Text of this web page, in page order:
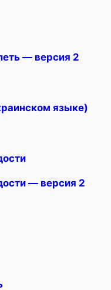
— версия 2
языке)
— версия 2